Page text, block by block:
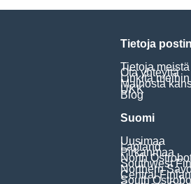
Tietoja
Tietoja meistä
Ota yhteyttä
Linkitä meihin
Mainosta
UKK
Blog
Suomi
Uusimaa
Lapland
Pirkanmaa
North
Southwest
Northern
Central
South